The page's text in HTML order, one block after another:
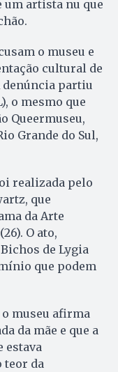
um artista nu que
o museu e
cultural de
partiu
o mesmo que
Queermuseu,
Grande do Sul,
realizada pelo
que
da Arte
O ato,
de Lygia
que podem
o museu afirma
da mãe e que a
estava
teor da